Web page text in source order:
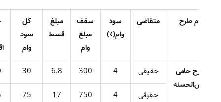
متقاضی
سود
سقف
مبلغ
مبلغ
قسط
کل
سود
جمع
کل
اقساط
حامی
حقیقی 4
300
6.8
30
330
4
750
17
825